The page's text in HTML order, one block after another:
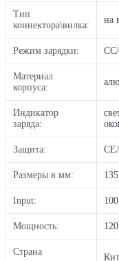
Тип
коннектора\вилка:
на
Режим зарядки:
Материал
корпуса:
Индикатор
заряда:
Защита:
Размеры в мм:
Input:
Мощность:
Страна